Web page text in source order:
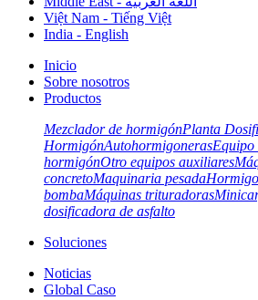
Việt Nam - Tiếng Việt
India - English
Inicio
Sobre nosotros
Productos
Mezclador de hormigónPlanta
HormigónAutohormigonerasEquipo
hormigónOtro equipos auxiliares
concretoMaquinaria pesada
bombaMáquinas trituradoras
dosificadora de asfalto
Soluciones
Noticias
Global Caso